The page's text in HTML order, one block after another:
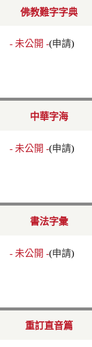
佛教難字字典
- 未公開 -(申請)
中華字海
- 未公開 -(申請)
書法字彙
- 未公開 -(申請)
重訂直音篇